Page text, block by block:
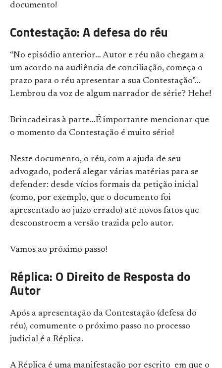
documento!
Contestação: A defesa do réu
“No episódio anterior… Autor e réu não chegam a
um acordo na audiência de conciliação, começa o
prazo para o réu apresentar a sua Contestação”…
Lembrou da voz de algum narrador de série? Hehe!
Brincadeiras à parte…É importante mencionar que
o momento da Contestação é muito sério!
Neste documento, o réu, com a ajuda de seu
advogado, poderá alegar várias matérias para se
defender: desde vícios formais da petição inicial
(como, por exemplo, que o documento foi
apresentado ao juízo errado) até novos fatos que
desconstroem a versão trazida pelo autor.
Vamos ao próximo passo!
Réplica: O Direito de Resposta do
Autor
Após a apresentação da Contestação (defesa do
réu), comumente o próximo passo no processo
judicial é a Réplica.
A Réplica é uma manifestação por escrito em que o